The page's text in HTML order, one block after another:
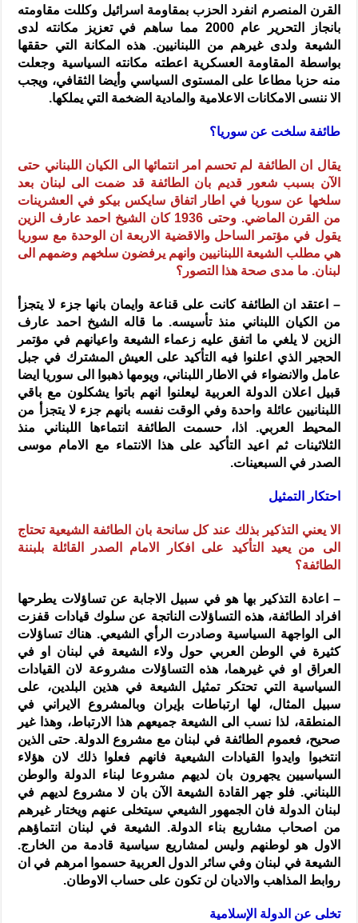
القرن المنصرم انفرد الحزب بمقاومة اسرائيل وكللت مقاومته
بانجاز التحرير عام 2000 مما ساهم في تعزيز مكانته لدى
الشيعة ولدى غيرهم من اللبنانيين. هذه المكانة التي حققها
بواسطة المقاومة العسكرية اعطته مكانته السياسية وجعلت
منه حزبا مطاعا على المستوى السياسي وأيضا الثقافي، ويجب
الا ننسى الامكانات الاعلامية والمادية الضخمة التي يملكها.
طائفة سلخت عن سوريا؟
يقال ان الطائفة لم تحسم امر انتمائها الى الكيان اللبناني حتى
الآن بسبب شعور قديم بان الطائفة قد ضمت الى لبنان بعد
سلخها عن سوريا في اطار اتفاق سايكس بيكو في العشرينات
من القرن الماضي. وحتى 1936 كان الشيخ احمد عارف الزين
يقول في مؤتمر الساحل والاقضية الاربعة ان الوحدة مع سوريا
هي مطلب الشيعة اللبنانيين وانهم يرفضون سلخهم وضمهم الى
لبنان. ما مدى صحة هذا التصور؟
– اعتقد ان الطائفة كانت على قناعة وايمان بانها جزء لا يتجزأ
من الكيان اللبناني منذ تأسيسه. ما قاله الشيخ احمد عارف
الزين لا يلغي ما اتفق عليه زعماء الشيعة واعيانهم في مؤتمر
الحجير الذي اعلنوا فيه التأكيد على العيش المشترك في جبل
عامل والانضواء في الاطار اللبناني، ويومها ذهبوا الى سوريا ايضا
قبيل اعلان الدولة العربية ليعلنوا انهم باتوا يشكلون مع باقي
اللبنانيين عائلة واحدة وفي الوقت نفسه بانهم جزء لا يتجزأ من
المحيط العربي.
اذا، حسمت الطائفة انتماءها اللبناني منذ
الثلاثينات ثم اعيد التأكيد على هذا الانتماء مع الامام موسى
الصدر في السبعينات.
احتكار التمثيل
الا يعني التذكير بذلك عند كل سانحة بان الطائفة الشيعية تحتاج
الى من يعيد التأكيد على افكار الامام الصدر القائلة بلبننة
الطائفة؟
– اعادة التذكير بها هو في سبيل الاجابة عن تساؤلات يطرحها
افراد الطائفة، هذه التساؤلات الناتجة عن سلوك قيادات قفزت
الى الواجهة السياسية وصادرت الرأي الشيعي. هناك تساؤلات
كثيرة في الوطن العربي حول ولاء الشيعة في لبنان او في
العراق او في غيرهما، هذه التساؤلات مشروعة لان القيادات
السياسية التي تحتكر تمثيل الشيعة في هذين البلدين، على
سبيل المثال، لها ارتباطات بإيران وبالمشروع الايراني في
المنطقة، لذا نسب الى الشيعة جميعهم هذا الارتباط، وهذا غير
صحيح، فعموم الطائفة في لبنان مع مشروع الدولة. حتى الذين
انتخبوا وايدوا القيادات الشيعية فانهم فعلوا ذلك لان هؤلاء
السياسيين يجهرون بان لديهم مشروعا لبناء الدولة والوطن
اللبناني. فلو جهر القادة الشيعة الآن بان لا مشروع لديهم في
لبنان الدولة فان الجمهور الشيعي سيتخلى عنهم ويختار غيرهم
من اصحاب مشاريع بناء الدولة. الشيعة في لبنان انتماؤهم
الاول هو لوطنهم وليس لمشاريع سياسية قادمة من الخارج.
الشيعة في لبنان وفي سائر الدول العربية حسموا امرهم في ان
روابط المذاهب والاديان لن تكون على حساب الاوطان.
تخلى عن الدولة الإسلامية